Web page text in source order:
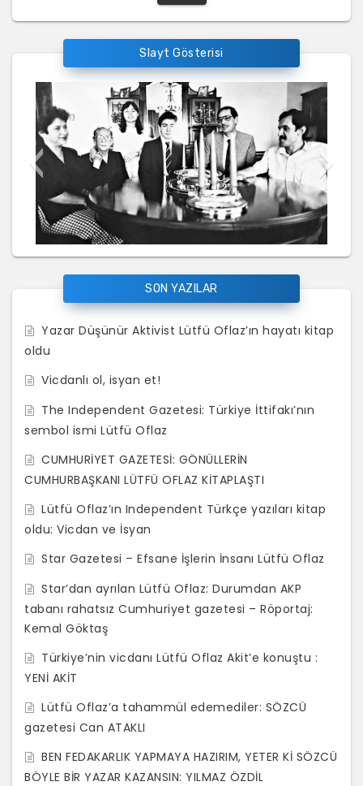
m
Slayt Gösterisi
060320172117428479565_3
270220172117330868612_3
foto4_jpg
foto5_jpg
foto30_jpg
foto10_jpg
lutfu_oflaz_star_gazetesi_nden_ayrildi
_h97401_c2fb3
foto6_jpg
foto15_jpg
foto8_jpg
foto3_jpg
foto9_jpg
ZS (1)
SON YAZILAR
Yazar Düşünür Aktivist Lütfü Oflaz’ın hayatı kitap
oldu
Vicdanlı ol, isyan et!
The Independent Gazetesi: Türkiye İttifakı’nın
sembol ismi Lütfü Oflaz
CUMHURİYET GAZETESİ: GÖNÜLLERİN
CUMHURBAŞKANI LÜTFÜ OFLAZ KİTAPLAŞTI
Lütfü Oflaz’ın Independent Türkçe yazıları kitap
oldu: Vicdan ve İsyan
Star Gazetesi – Efsane İşlerin İnsanı Lütfü Oflaz
Star’dan ayrılan Lütfü Oflaz: Durumdan AKP
tabanı rahatsız Cumhuriyet gazetesi – Röportaj:
Kemal Göktaş
Türkiye’nin vicdanı Lütfü Oflaz Akit’e konuştu :
YENİ AKİT
Lütfü Oflaz’a tahammül edemediler: SÖZCÜ
gazetesi Can ATAKLI
BEN FEDAKARLIK YAPMAYA HAZIRIM, YETER Kİ SÖZCÜ
BÖYLE BİR YAZAR KAZANSIN: YILMAZ ÖZDİL